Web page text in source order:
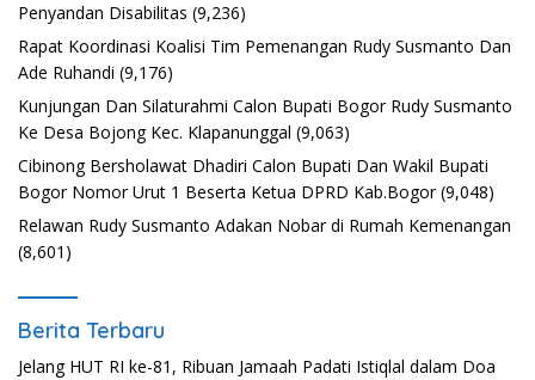
Penyandan Disabilitas (9,236)
Rapat Koordinasi Koalisi Tim Pemenangan Rudy Susmanto Dan
Ade Ruhandi (9,176)
Kunjungan Dan Silaturahmi Calon Bupati Bogor Rudy Susmanto
Ke Desa Bojong Kec. Klapanunggal (9,063)
Cibinong Bersholawat Dhadiri Calon Bupati Dan Wakil Bupati
Bogor Nomor Urut 1 Beserta Ketua DPRD Kab.Bogor (9,048)
Relawan Rudy Susmanto Adakan Nobar di Rumah Kemenangan
(8,601)
Berita Terbaru
Jelang HUT RI ke-81, Ribuan Jamaah Padati Istiqlal dalam Doa